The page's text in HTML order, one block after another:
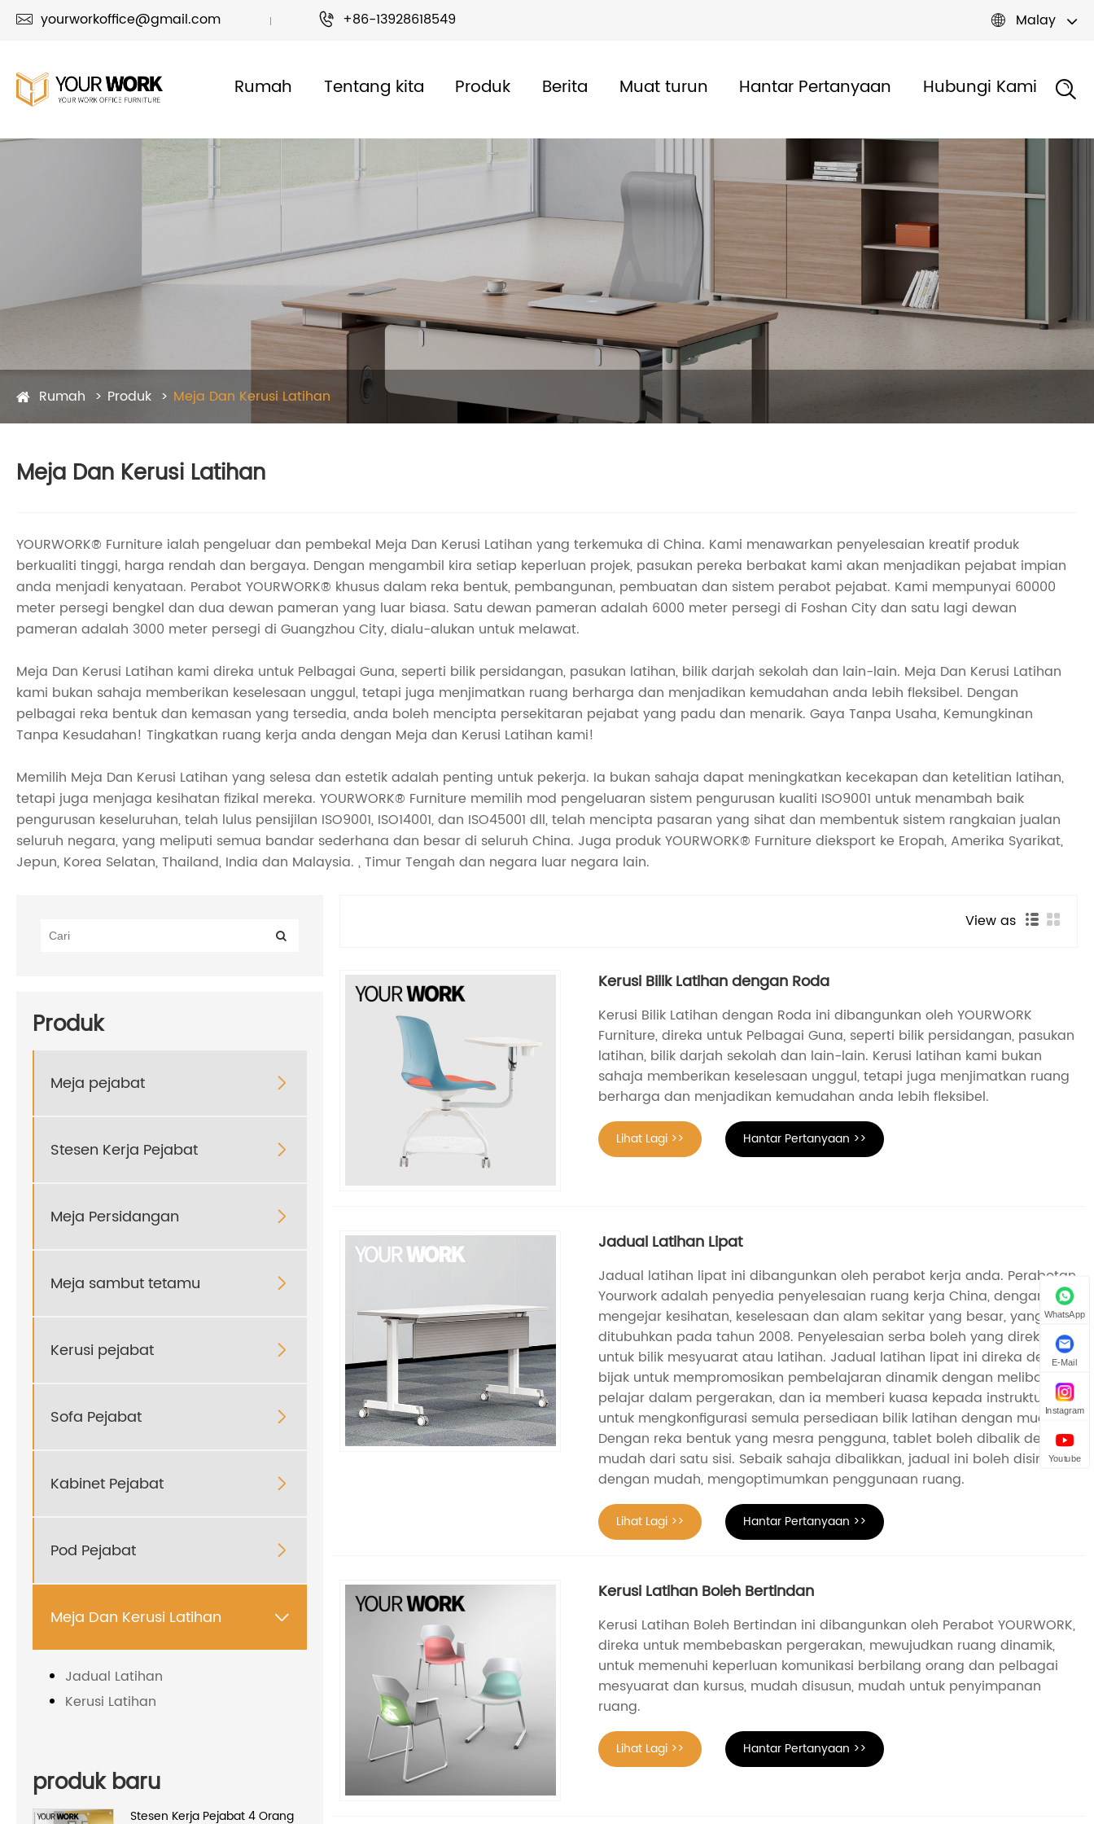
 yourworkoffice@gmail.com  +86-13928618549  Malay
Rumah Tentang kita Produk Berita Muat turun Hantar Pertanyaan Hubungi Kami
Rumah Produk Meja Dan Kerusi Latihan
Meja Dan Kerusi Latihan
YOURWORK® Furniture ialah pengeluar dan pembekal Meja Dan Kerusi Latihan yang terkemuka di China. Kami menawarkan penyelesaian kreatif produk
berkualiti tinggi, harga rendah dan bergaya. Dengan mengambil kira setiap keperluan projek, pasukan pereka berbakat kami akan menjadikan pejabat impian
anda menjadi kenyataan. Perabot YOURWORK® khusus dalam reka bentuk, pembangunan, pembuatan dan sistem perabot pejabat. Kami mempunyai 60000
meter persegi bengkel dan dua dewan pameran yang luar biasa. Satu dewan pameran adalah 6000 meter persegi di Foshan City dan satu lagi dewan
pameran adalah 3000 meter persegi di Guangzhou City, dialu-alukan untuk melawat.
Meja Dan Kerusi Latihan kami direka untuk Pelbagai Guna, seperti bilik persidangan, pasukan latihan, bilik darjah sekolah dan lain-lain. Meja Dan Kerusi Latihan
kami bukan sahaja memberikan keselesaan unggul, tetapi juga menjimatkan ruang berharga dan menjadikan kemudahan anda lebih fleksibel. Dengan
pelbagai reka bentuk dan kemasan yang tersedia, anda boleh mencipta persekitaran pejabat yang padu dan menarik. Gaya Tanpa Usaha, Kemungkinan
Tanpa Kesudahan! Tingkatkan ruang kerja anda dengan Meja dan Kerusi Latihan kami!
Memilih Meja Dan Kerusi Latihan yang selesa dan estetik adalah penting untuk pekerja. Ia bukan sahaja dapat meningkatkan kecekapan dan ketelitian latihan,
tetapi juga menjaga kesihatan fizikal mereka. YOURWORK® Furniture memilih mod pengeluaran sistem pengurusan kualiti ISO9001 untuk menambah baik
pengurusan keseluruhan, telah lulus pensijilan ISO9001, ISO14001, dan ISO45001 dll, telah mencipta pasaran yang sihat dan membentuk sistem rangkaian jualan
seluruh negara, yang meliputi semua bandar sederhana dan besar di seluruh China. Juga produk YOURWORK® Furniture dieksport ke Eropah, Amerika Syarikat,
Jepun, Korea Selatan, Thailand, India dan Malaysia. , Timur Tengah dan negara luar negara lain.
Produk
Meja pejabat 
Stesen Kerja Pejabat 
Meja Persidangan 
Meja sambut tetamu 
Kerusi pejabat 
Sofa Pejabat 
Kabinet Pejabat 
Pod Pejabat 
Meja Dan Kerusi Latihan 
Jadual Latihan
Kerusi Latihan
produk baru
Stesen Kerja Pejabat 4 Orang
View as
Kerusi Bilik Latihan dengan Roda
Kerusi Bilik Latihan dengan Roda ini dibangunkan oleh YOURWORK
Furniture, direka untuk Pelbagai Guna, seperti bilik persidangan, pasukan
latihan, bilik darjah sekolah dan lain-lain. Kerusi latihan kami bukan
sahaja memberikan keselesaan unggul, tetapi juga menjimatkan ruang
berharga dan menjadikan kemudahan anda lebih fleksibel.
Lihat Lagi >> Hantar Pertanyaan >>
Jadual Latihan Lipat
Jadual latihan lipat ini dibangunkan oleh perabot kerja anda. Perabotan
Yourwork adalah penyedia penyelesaian ruang kerja China, dengan
mengejar kesihatan, keselesaan dan alam sekitar yang besar, yang
ditubuhkan pada tahun 2008. Penyelesaian serba boleh yang direka
untuk bilik mesyuarat atau latihan. Jadual latihan lipat ini direka dengan
bijak untuk mempromosikan pembelajaran dinamik dengan melibatkan
pelajar dalam pergerakan, dan ia memberi kuasa kepada instruktur
untuk mengkonfigurasi semula persediaan bilik latihan dengan mudah.
Dengan reka bentuk yang mesra pengguna, tablet boleh dibalik dengan
mudah dari satu sisi. Sebaik sahaja dibalikkan, jadual ini boleh disimpan
dengan mudah, mengoptimumkan penggunaan ruang.
Lihat Lagi >> Hantar Pertanyaan >>
Kerusi Latihan Boleh Bertindan
Kerusi Latihan Boleh Bertindan ini dibangunkan oleh Perabot YOURWORK,
direka untuk membebaskan pergerakan, mewujudkan ruang dinamik,
untuk memenuhi keperluan komunikasi berbilang orang dan pelbagai
mesyuarat dan kursus, mudah disusun, mudah untuk penyimpanan
ruang.
Lihat Lagi >> Hantar Pertanyaan >>
WhatsApp
E-Mail
Instagram
Youtube